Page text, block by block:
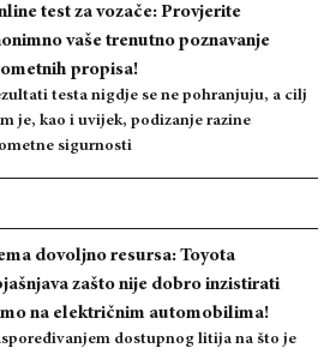
test za vozače: Provjerite
vaše trenutno poznavanje
propisa!
testa nigdje se ne pohranjuju, a cilj
je, kao i uvijek, podizanje razine
sigurnosti
dovoljno resursa: Toyota
zašto nije dobro inzistirati
na električnim automobilima!
dostupnog litija na što je